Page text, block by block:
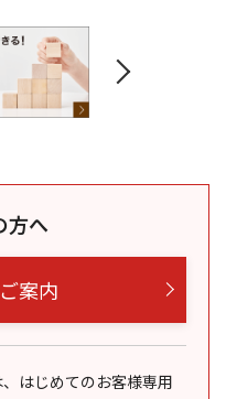
方へ
案内
はじめてのお客様専用